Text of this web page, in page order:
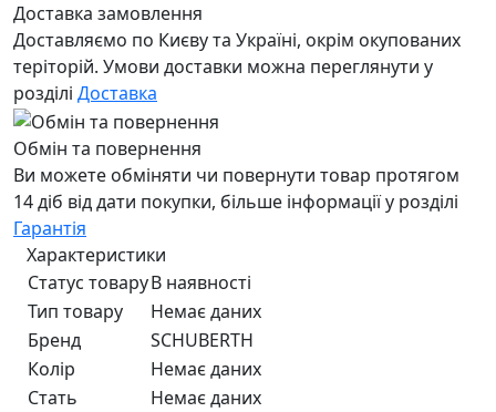
Доставка замовлення
Доставляємо по Києву та Україні, окрім окупованих
теріторій. Умови доставки можна переглянути у
розділі Доставка
Обмін та повернення
Ви можете обміняти чи повернути товар протягом
14 діб від дати покупки, більше інформації у розділі
Гарантія
Характеристики
Статус товаруВ наявності
Тип товару
Немає даних
Бренд
SCHUBERTH
Колір
Немає даних
Стать
Немає даних